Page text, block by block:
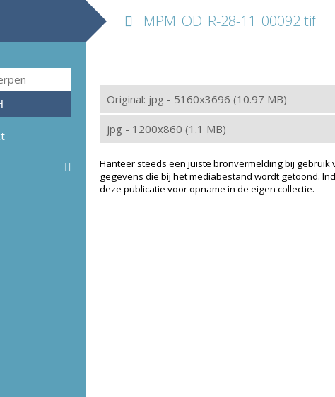
MPM_OD_R-28-11_00092.tif
Original: jpg - 5160x3696 (10.97 MB)
jpg - 1200x860 (1.1 MB)
Hanteer steeds een juiste bronvermelding bij
gegevens die bij het mediabestand wordt getoond.
deze publicatie voor opname in de eigen collectie.